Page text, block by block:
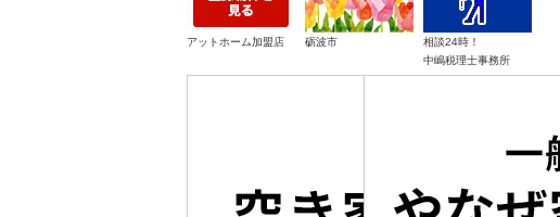
アットホーム加盟店 砺波市
相談24時！
中嶋税理士事務所